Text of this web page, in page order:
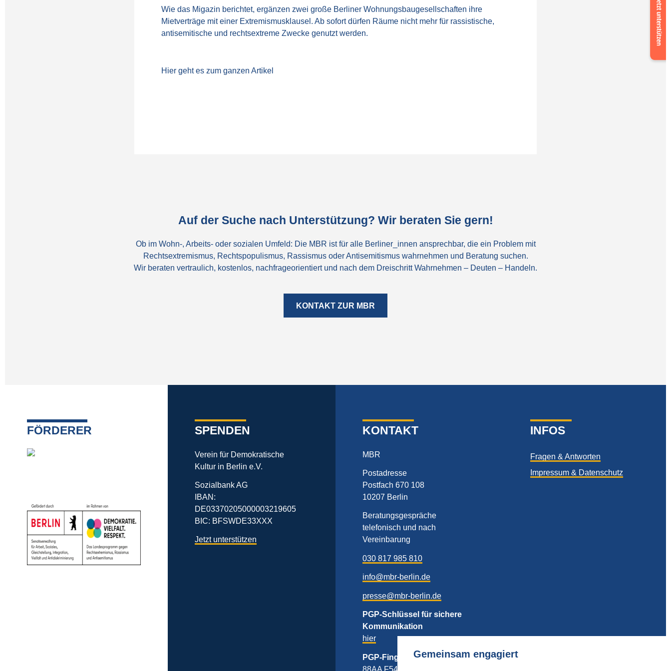
Gemeinsam engagiert
Wie das Migazin berichtet, ergänzen zwei große Berliner Wohnungsbaugesellschaften ihre
Mietverträge mit einer Extremismusklausel. Ab sofort dürfen Räume nicht mehr für rassistische,
antisemitische und rechtsextreme Zwecke genutzt werden.
Hier geht es zum ganzen Artikel
Auf der Suche nach Unterstützung? Wir beraten Sie gern!
Ob im Wohn-, Arbeits- oder sozialen Umfeld: Die MBR ist für alle Berliner_innen ansprechbar, die ein Problem mit
Rechtsextremismus, Rechtspopulismus, Rassismus oder Antisemitismus wahrnehmen und Beratung suchen.
Wir beraten vertraulich, kostenlos, nachfrageorientiert und nach dem Dreischritt Wahrnehmen – Deuten – Handeln.
KONTAKT ZUR MBR
FÖRDERER SPENDEN
Verein für Demokratische
Kultur in Berlin e.V.
Sozialbank AG
IBAN:
DE03370205000003219605
BIC: BFSWDE33XXX
Jetzt unterstützen
KONTAKT
MBR
Postadresse
Postfach 670 108
10207 Berlin
Beratungsgespräche
telefonisch und nach
Vereinbarung
030 817 985 810
info@mbr-berlin.de
presse@mbr-berlin.de
PGP-Schlüssel für sichere
Kommunikation
hier
PGP-Fingerprint
88AA F54D 45FF 6848 CC56
INFOS
Fragen & Antworten
Impressum & Datenschutz
now